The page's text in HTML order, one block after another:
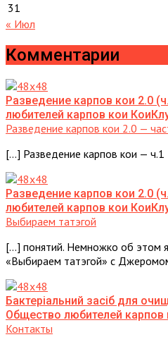
31
« Июл
Комментарии
Разведение карпов кои 2.0
любителей карпов кои
Разведение карпов кои 2.0 —
[…] Разведение карпов кои —
Разведение карпов кои 2.0
любителей карпов кои
Выбираем татэгой
[…] понятий. Немножко об этом
«Выбираем татэгой» с
Бактеріальний засіб для
Общество любителей карпов
Контакты